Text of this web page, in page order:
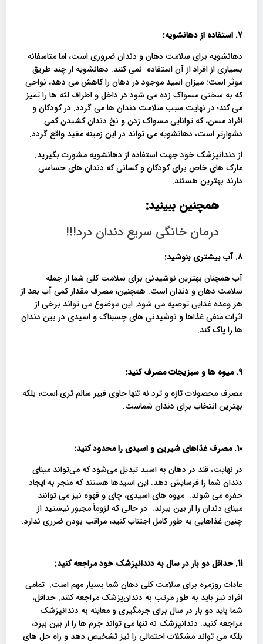
7. استفاده از
دهانشویه:
دهانشویه برای سلامت دهان و دندان ضروری است، اما متاسفانه
بسیاری از افراد از آن استفاده نمی کنند. دهانشویه از چند طریق
موثر است: میزان اسید موجود در دهان را کاهش می دهد، نواحی
که به سختی مسواک زده می شود در داخل و اطراف لثه ها را تمیز
می کند؛ در نهایت سبب سلامت دندان ها می گردد. در کودکان و
افراد مسن، که توانایی مسواک زدن و نخ دندان کشیدن کمی
دشوارتر است، دهانشویه می تواند در این زمینه مفید واقع گردد.
از دندانپزشک خود جهت استفاده از دهانشویه مشورت بگیرید.
مارک های خاص برای کودکان و کسانی که دندان های حساسی
دارند بهترین هستند.
همچنین ببینید:
درمان خانگی سریع دندان درد!!!
8. آب بیشتری بنوشید:
آب همچنان بهترین نوشیدنی برای سلامت کلی شما از جمله
سلامت دهان و دندان است. همچنین، مصرف مقدار کمی آب بعد از
هر وعده غذایی توصیه می شود. این موضوع می تواند برخی از
اثرات منفی غذاها و نوشیدنی های چسبناک و اسیدی در بین دندان
ها را پاک کند.
9. میوه ها و سبزیجات مصرف کنید:
مصرف محصولات تازه و ترد نه تنها حاوی فیبر سالم تری است، بلکه
بهترین انتخاب برای دندان شماست.
10. مصرف
غذاهای شیرین و اسیدی را محدود کنید:
در نهایت، قند در دهان به اسید تبدیل می‌شود که می‌تواند مینای
دندان شما را فرسایش دهد. این اسیدها هستند که منجر به ایجاد
حفره می شوند. میوه های اسیدی، چای و قهوه نیز می توانند
مینای دندان را از بین ببرند. در حالی که لزوماً مجبور نیستید از
چنین غذاهایی به طور کامل اجتناب کنید، مراقب بودن ضرری ندارد.
11. حداقل دو بار در سال به دندانپزشک خود مراجعه کنید:
عادات روزمره برای سلامت کلی دهان شما بسیار مهم است. تمامی
افراد نیز باید به طور مرتب به دندان‌پزشک مراجعه کنند. حداقل،
شما باید دو بار در سال برای جرمگیری و معاینه به دندانپزشک
مراجعه کنید. دندانپزشک نه تنها می تواند جرم ها را از بین ببرد،
بلکه می تواند مشکلات احتمالی را نیز تشخیص دهد و راه حل های